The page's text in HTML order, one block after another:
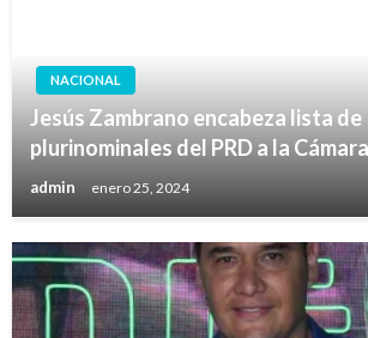
NACIONAL
Jesús Zambrano encabeza lista de
plurinominales del PRD a la
admin enero 25, 2024